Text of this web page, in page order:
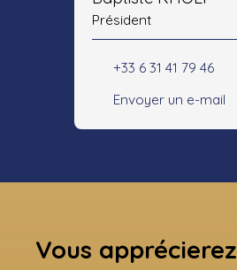
Président
+33 6 31 41 79 46
Envoyer un e-mail
Vous apprécierez